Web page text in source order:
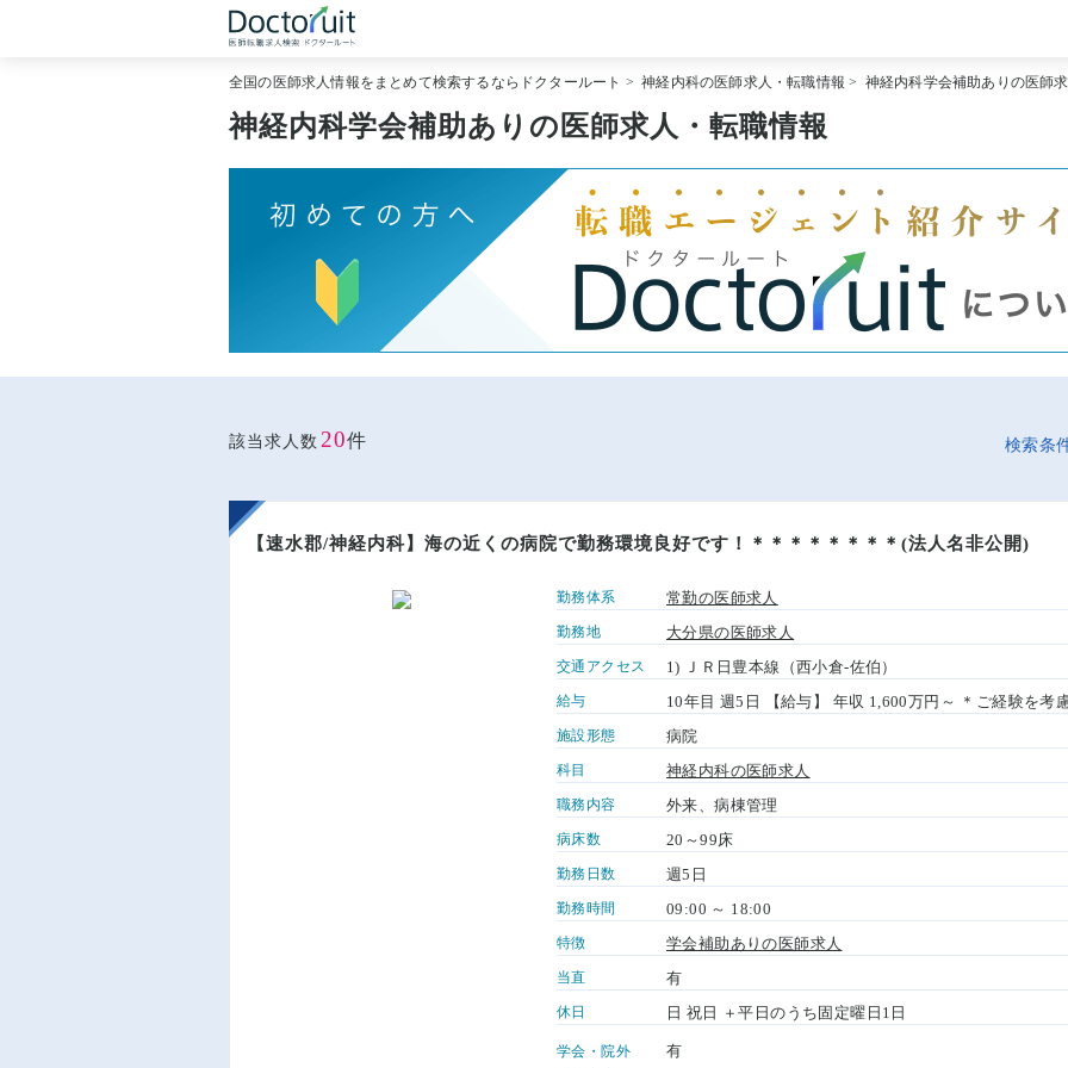
[常勤] 科目から探す
[非常勤] エリアから探す
[非常勤] 科目から探す
Doctoruitについて
運営者情報
プライバシーポリシー
全国の医師求人情報をまとめて検索するならドクタールート >神経内科の医師求人・転職情報 > 神経内科学会補助ありの医師
神経内科学会補助ありの医師求人・転職情報
該当求人数 20件 検索条
【速水郡/神経内科】海の近くの病院で勤務環境良好です！＊＊＊＊＊＊＊＊(法人名非公開)
勤務体系 常勤の医師求人
勤務地 大分県の医師求人
交通アクセス 1) ＪＲ日豊本線（西小倉-佐伯）
給与 10年目 週5日 【給与】 年収 1,600万円～ ＊ご経験を考
施設形態 病院
科目 神経内科の医師求人
職務内容 外来、病棟管理
病床数 20～99床
勤務日数 週5日
勤務時間 09:00 ～ 18:00
特徴 学会補助ありの医師求人
当直 有
休日 日 祝日 ＋平日のうち固定曜日1日
学会・院外
有